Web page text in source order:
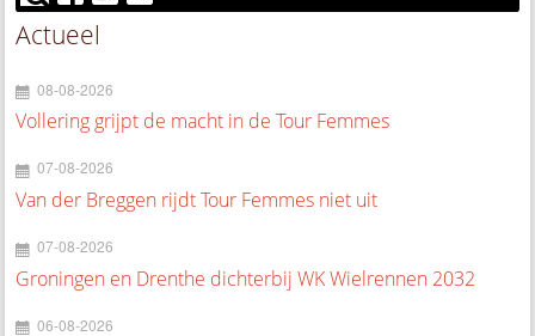
Actueel
08-08-2026
Vollering grijpt de macht in de Tour Femmes
07-08-2026
Van der Breggen rijdt Tour Femmes niet uit
07-08-2026
Groningen en Drenthe dichterbij WK Wielrennen 2032
06-08-2026